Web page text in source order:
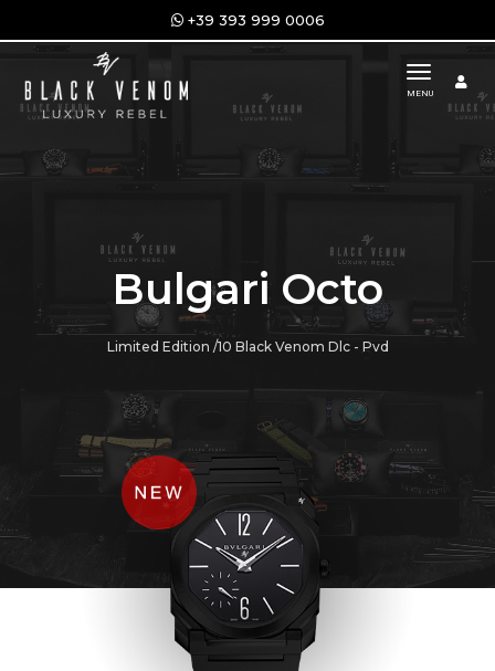
+39 393 999 0006
toggle
MENU
Bulgari Octo
Limited Edition /10 Black Venom Dlc - Pvd